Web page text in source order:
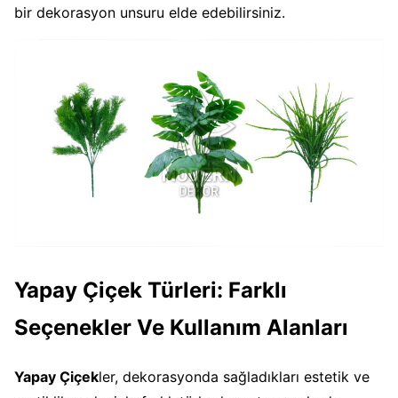
bir dekorasyon unsuru elde edebilirsiniz.
Yapay Çiçek Türleri: Farklı
Seçenekler Ve Kullanım Alanları
Yapay Çiçekler, dekorasyonda sağladıkları estetik ve